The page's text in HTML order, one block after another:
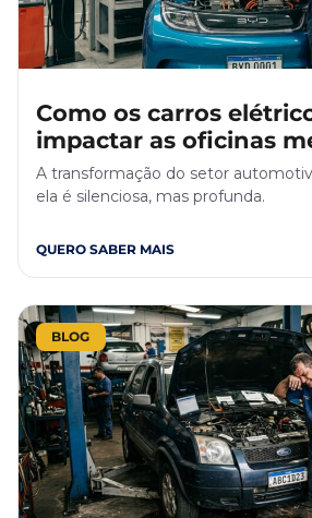
Como os carros
impactar as oficinas
A transformação do setor
ela é silenciosa, mas profunda.
QUERO SABER MAIS
BLOG